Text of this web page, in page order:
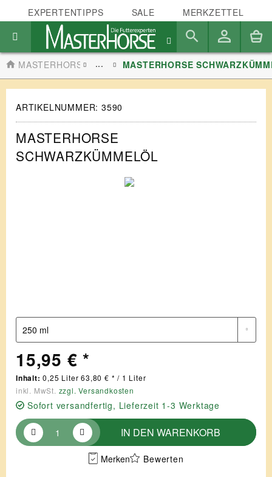
EXPERTENTIPPS SALE MERKZETTEL
MASTERHORSE ... MASTERHORSE
ARTIKELNUMMER:3590
MASTERHORSE
SCHWARZKÜMMELÖL
15,95 € *
Inhalt:0,25 Liter 63,80 € * / 1 Liter
inkl. MwSt. zzgl. Versandkosten
Sofort versandfertig, Lieferzeit 1-3 Werktage
IN DEN WARENKORB
Merken Bewerten